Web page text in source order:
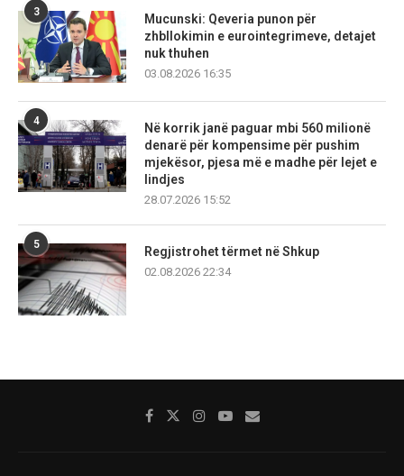
3
Mucunski: Qeveria punon për
zhbllokimin e eurointegrimeve, detajet
nuk thuhen
03.08.2026 16:35
4
Në korrik janë paguar mbi 560 milionë
denarë për kompensime për pushim
mjekësor, pjesa më e madhe për lejet e
lindjes
28.07.2026 15:52
5
Regjistrohet tërmet në Shkup
02.08.2026 22:34